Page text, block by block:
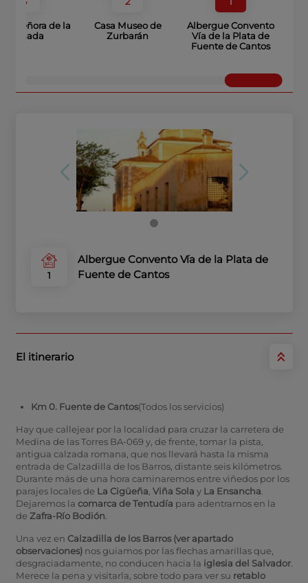
Señora de la
Granada
Casa Museo de
Zurbarán
Albergue Convento
Vía de la Plata de
Fuente de Cantos
1
Albergue Convento Vía de la Plata de
Fuente de Cantos
El itinerario
Km 0. Fuente de Cantos(Todos los servicios)
Hay que callejear por la localidad para cruzar la carretera de
Medina de las Torres BA-069 y, de frente, tomar la pista,
antigua calzada romana, que nos llevará hasta la misma
entrada de Calzadilla de los Barros, distante seis kilómetros.
Durante más de una hora caminaremos entre viñedos por los
parajes locales de La Cigüeña, Viña Sola y La Ensancha.
Dejaremos la comarca de Tentudía para adentrarnos en la
de Zafra-Río Bodión.
Una vez en Calzadilla de los Barros (ver apartado
observaciones)nos guiamos por las flechas amarillas que,
desgraciadamente, no conducen hacia la iglesia del Salvador.
Merece la pena y visitarla, sobre todo para ver su retablo